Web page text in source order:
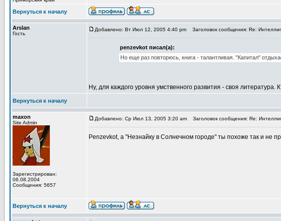
Вернуться к началу
Arslan
Гость
Добавлено: Вт Июл 12, 2005 4:40 pm Заголовок сообщения: Re:
penzevkot писал(а):
Но еще раз повторюсь, книга - талантливая. "Капитал"
Ну, для каждого уровня умственного развития - своя
Вернуться к началу
maxon
Site Admin
Зарегистрирован:
06.08.2004
Сообщения: 5657
Добавлено: Ср Июл 13, 2005 3:20 am Заголовок сообщения: Re:
Penzevkot, а "Незнайку в Солнечном городе" ты похоже так и не
Вернуться к началу